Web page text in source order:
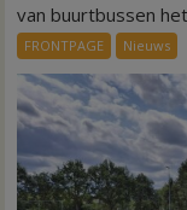
van buurtbussen
FRONTPAGE Nieuws